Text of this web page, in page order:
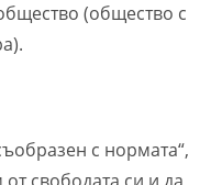
(общество с
с нормата“,